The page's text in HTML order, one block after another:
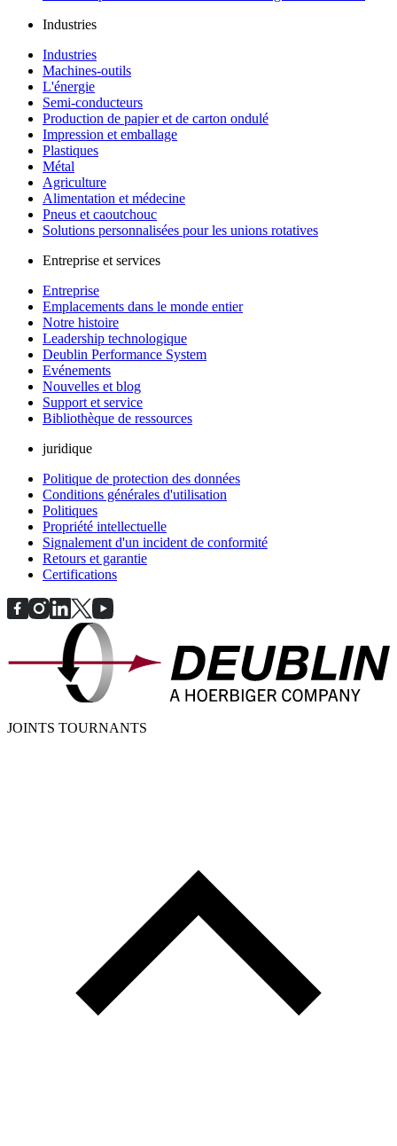
Industries
Industries
Machines-outils
L'énergie
Semi-conducteurs
Production de papier et de carton ondulé
Impression et emballage
Plastiques
Métal
Agriculture
Alimentation et médecine
Pneus et caoutchouc
Solutions personnalisées pour les unions rotatives
Entreprise et services
Entreprise
Emplacements dans le monde entier
Notre histoire
Leadership technologique
Deublin Performance System
Evénements
Nouvelles et blog
Support et service
Bibliothèque de ressources
juridique
Politique de protection des données
Conditions générales d'utilisation
Politiques
Propriété intellectuelle
Signalement d'un incident de conformité
Retours et garantie
Certifications
JOINTS TOURNANTS